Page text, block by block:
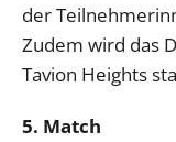
der
Zudem wird das
Tavion Heights
5. Match